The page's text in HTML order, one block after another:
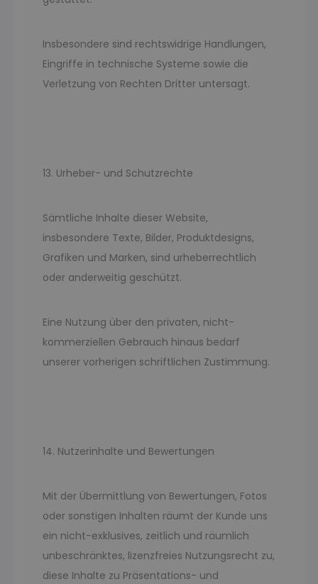
Insbesondere sind rechtswidrige Handlungen,
Eingriffe in technische Systeme sowie die
Verletzung von Rechten Dritter untersagt.
13. Urheber- und Schutzrechte
Sämtliche Inhalte dieser Website,
insbesondere Texte, Bilder, Produktdesigns,
Grafiken und Marken, sind urheberrechtlich
oder anderweitig geschützt.
Eine Nutzung über den privaten, nicht-
kommerziellen Gebrauch hinaus bedarf
unserer vorherigen schriftlichen Zustimmung.
14. Nutzerinhalte und Bewertungen
Mit der Übermittlung von Bewertungen, Fotos
oder sonstigen Inhalten räumt der Kunde uns
ein nicht-exklusives, zeitlich und räumlich
unbeschränktes, lizenzfreies Nutzungsrecht zu,
diese Inhalte zu Präsentations- und